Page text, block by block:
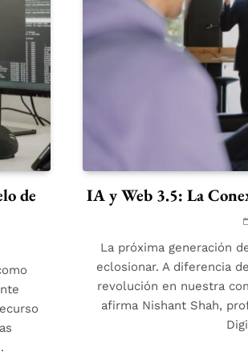
de
IA y Web 3.5: La
La próxima generación
eclosionar. A diferencia
revolución en nuestra
afirma Nishant Shah,